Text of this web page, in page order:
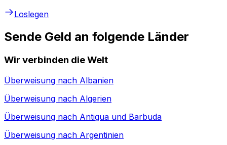
Loslegen
Sende Geld an folgende Länder
Wir verbinden die Welt
Überweisung nach Albanien
Überweisung nach Algerien
Überweisung nach Antigua und Barbuda
Überweisung nach Argentinien